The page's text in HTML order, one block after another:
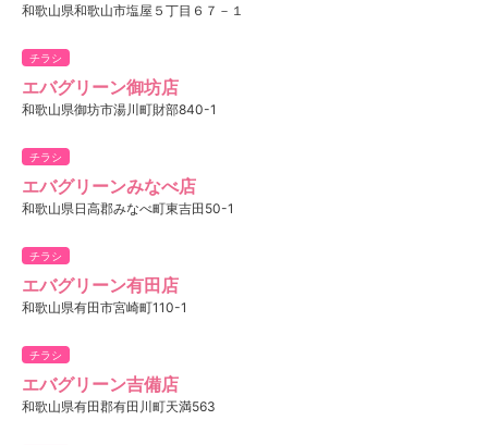
和歌山県和歌山市塩屋５丁目６７－１
チラシ
エバグリーン御坊店
和歌山県御坊市湯川町財部840-1
チラシ
エバグリーンみなべ店
和歌山県日高郡みなべ町東吉田50-1
チラシ
エバグリーン有田店
和歌山県有田市宮崎町110-1
チラシ
エバグリーン吉備店
和歌山県有田郡有田川町天満563